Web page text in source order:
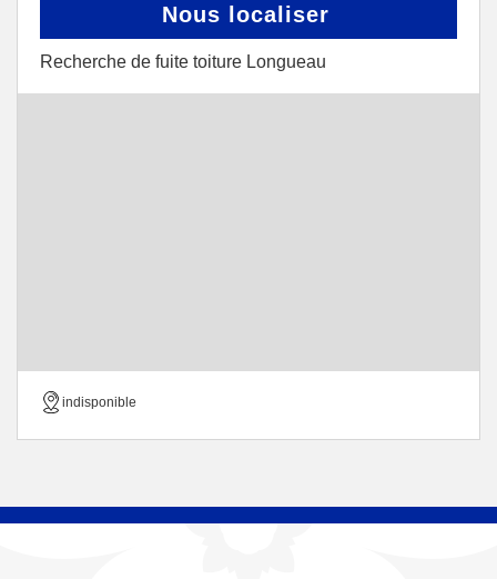
Nous localiser
Recherche de fuite toiture Longueau
indisponible